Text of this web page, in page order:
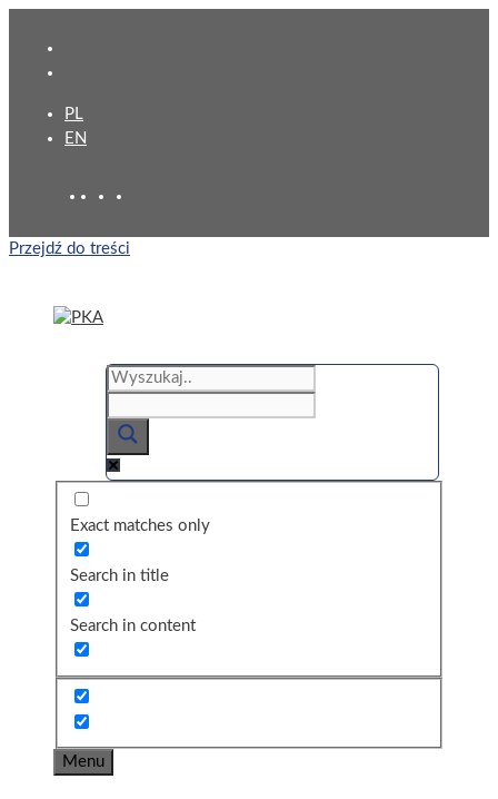
PL
EN
Przejdź do treści
Exact matches only
Search in title
Search in content
Menu